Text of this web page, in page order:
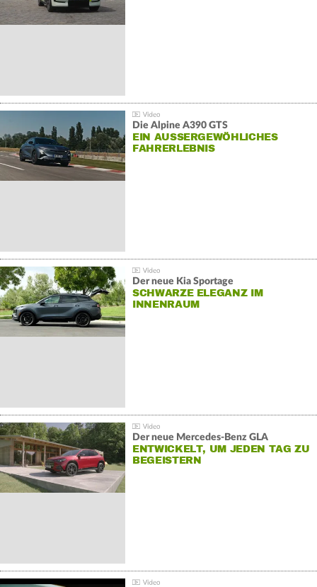
Die Alpine A390 GTS
EIN AUSSERGEWÖHLICHES F
AHRERLEBNIS
Der neue Kia Sportage
SCHWARZE ELEGANZ IM
INNENRAUM
Der neue Mercedes-Benz GLA
ENTWICKELT, UM JEDEN TAG ZU
BEGEISTERN